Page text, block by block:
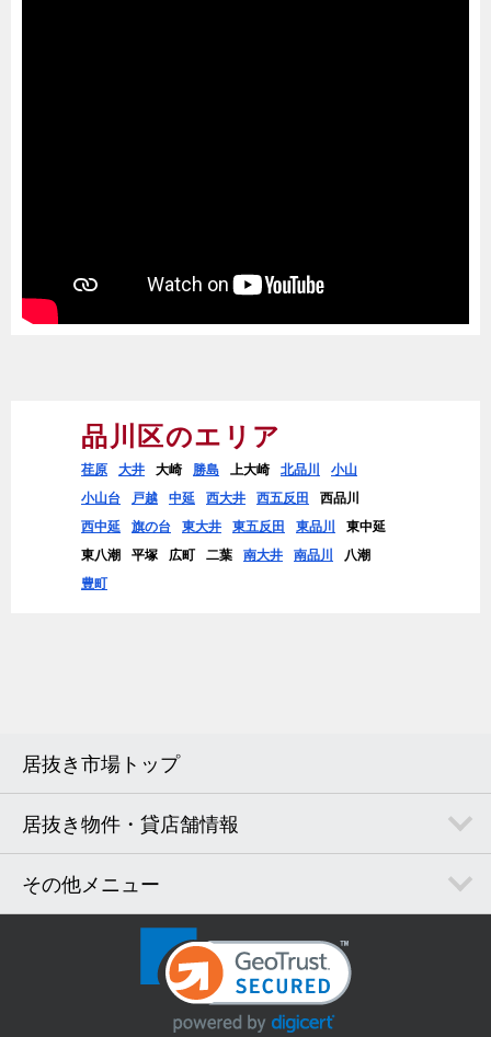
品川区のエリア
荏原 大井 大崎 勝島 上大崎 北品川
小山
小山台
戸越 中延 西大井 西五反田
西品川
西中延 旗の台 東大井 東五反田 東品川
東中延
東八潮 平塚 広町 二葉 南大井 南品川
八潮
豊町
居抜き市場トップ
居抜き物件・貸店舗情報
その他メニュー